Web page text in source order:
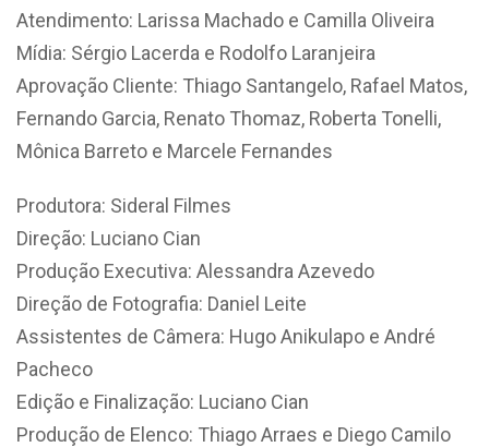
Atendimento: Larissa Machado e Camilla Oliveira
Mídia: Sérgio Lacerda e Rodolfo Laranjeira
Aprovação Cliente: Thiago Santangelo, Rafael Matos,
Fernando Garcia, Renato Thomaz, Roberta Tonelli,
Mônica Barreto e Marcele Fernandes
Produtora: Sideral Filmes
Direção: Luciano Cian
Produção Executiva: Alessandra Azevedo
Direção de Fotografia: Daniel Leite
Assistentes de Câmera: Hugo Anikulapo e André
Pacheco
Edição e Finalização: Luciano Cian
Produção de Elenco: Thiago Arraes e Diego Camilo